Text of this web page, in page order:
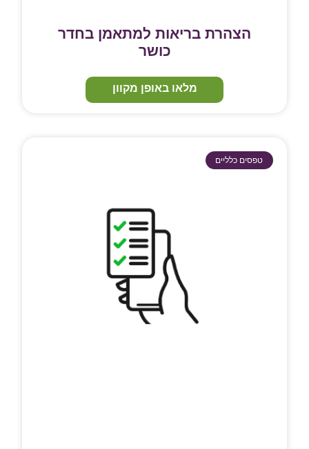
הצהרת בריאות למתאמן בחדר
כושר
מלאו באופן מקוון
טפסים כלליים